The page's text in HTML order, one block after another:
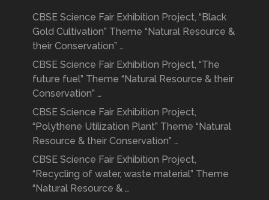
CBSE Science Fair Exhibition Project, “Black
Gold Cultivation” Theme “Natural Resource &
their Conservation” …
CBSE Science Fair Exhibition Project, “The
future fuel” Theme “Natural Resource & their
Conservation” …
CBSE Science Fair Exhibition Project,
“Polythene Utilization Plant” Theme “Natural
Resource & their Conservation” …
CBSE Science Fair Exhibition Project,
“Recycling of water, waste material” Theme
“Natural Resource & …